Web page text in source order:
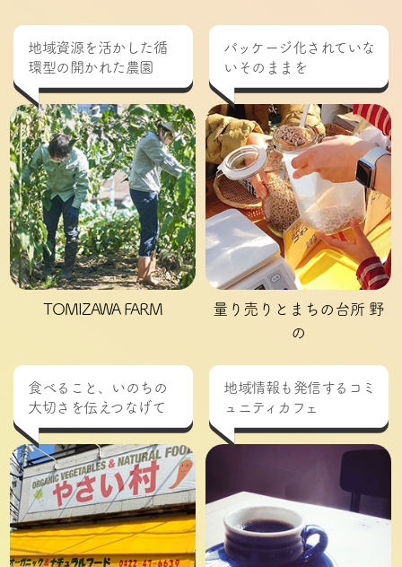
TOMIZAWA FARM
地域資源を活かした循
環型の開かれた農園
量り売りとまちの台所 野
の
パッケージ化されていな
いそのままを
食べること、いのちの
大切さを伝えつなげて
地域情報も発信するコミ
ュニティカフェ